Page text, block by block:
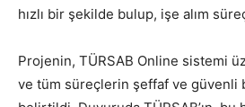
hızlı bir şekilde bulup, işe alım
Projenin, TÜRSAB Online sistemi
ve tüm süreçlerin şeffaf ve güvenli